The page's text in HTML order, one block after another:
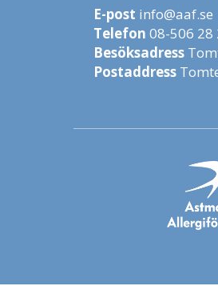
E-post info@aaf.se
Telefon 08-506 28
Besöksadress
Postaddress